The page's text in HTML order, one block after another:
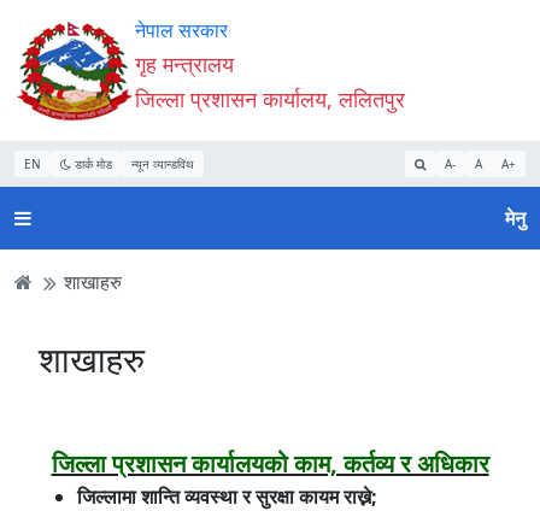
Accessibility
Mode
सुरु
गर्नुहोस्
सामाग्री
पढ्नुहाेस्
नेभिगेसन
पढ्नुहाेस्
वेबसाइट
खोजमा
जानुहोस्
नेपाल सरकार
गृह मन्त्रालय
जिल्ला प्रशासन कार्यालय, ललितपुर
EN डार्क मोड न्यून व्यान्डविथ A- A A+
मेनु
शाखाहरु
शाखाहरु
जिल्ला प्रशासन कार्यालयको काम, कर्तव्य र अधिकार
जिल्लामा शान्ति व्यवस्था र सुरक्षा कायम राख्ने;